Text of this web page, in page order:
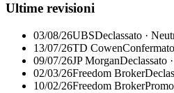
Ultime revisioni
03/08/26UBSDeclassato ·
13/07/26TD Cowen
09/07/26JP MorganDeclassato
02/03/26Freedom Broker
10/02/26Freedom Broker